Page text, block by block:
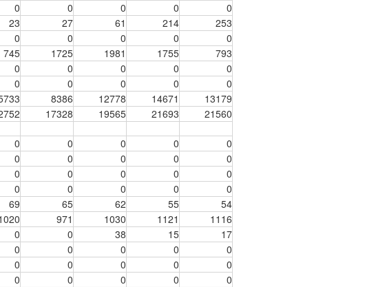
0 0 0 0
0
23 27 61 214
253
0 0 0 0
0
745 1725 1981 1755
793
0 0 0 0
0
0 0 0 0
0
8386 12778 14671
13179
17328 19565 21693
21560
0 0 0 0
0
0 0 0 0
0
0 0 0 0
0
0 0 0 0
0
69 65 62 55
54
971 1030 1121
1116
0 0 38 15
17
0 0 0 0
0
0 0 0 0
0
0 0 0 0
0